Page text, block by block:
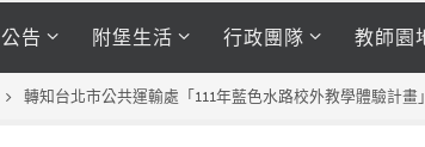
公告 附堡生活 行政團隊 教師園
轉知台北市公共運輸處「111年藍色水路校外教學體驗計畫」